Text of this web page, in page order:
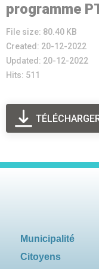
programme
File size: 80.40 KB
Created: 20-12-2022
Updated: 20-12-2022
Hits: 511
Municipalité
Citoyens